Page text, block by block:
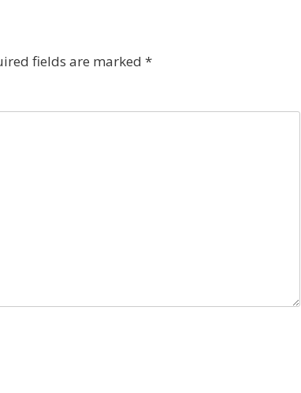
fields are marked *